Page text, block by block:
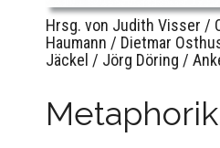
Hrsg. von Judith Visser /
Haumann / Dietmar
Jäckel / Jörg Döring /